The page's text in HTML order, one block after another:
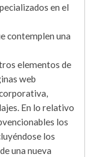
en el
contemplen una
elementos de
web
En lo relativo
los
los
una nueva